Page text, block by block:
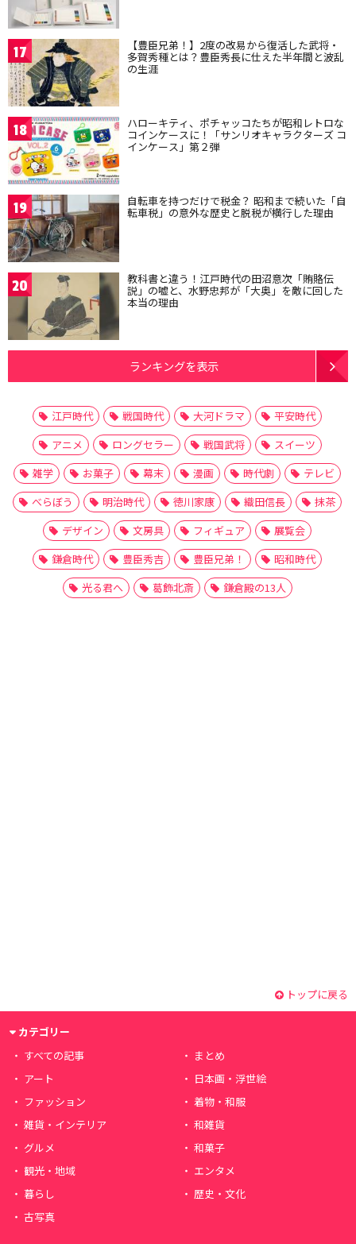
17 【豊臣兄弟！】2度の改易から復活した武将・
多賀秀種とは？豊臣秀長に仕えた半年間と波乱
の生涯
18 ハローキティ、ポチャッコたちが昭和レトロな
コインケースに！「サンリオキャラクターズ コ
インケース」第２弾
19 自転車を持つだけで税金？ 昭和まで続いた「自
転車税」の意外な歴史と脱税が横行した理由
20 教科書と違う！江戸時代の田沼意次「賄賂伝
説」の嘘と、水野忠邦が「大奥」を敵に回した
本当の理由
ランキングを表示
江戸時代 戦国時代 大河ドラマ
平安時代
アニメ
ロングセラー 戦国武将
スイーツ
雑学
お菓子 幕末 漫画 時代劇
テレビ
べらぼう
明治時代 徳川家康 織田信長
抹茶
デザイン
文房具 フィギュア
展覧会
鎌倉時代
豊臣秀吉 豊臣兄弟！
昭和時代
光る君へ
葛飾北斎 鎌倉殿の13人
トップに戻る
カテゴリー
すべての記事
まとめ
アート
日本画・浮世絵
ファッション
着物・和服
雑貨・インテリア
和雑貨
グルメ
和菓子
観光・地域
エンタメ
暮らし
歴史・文化
古写真